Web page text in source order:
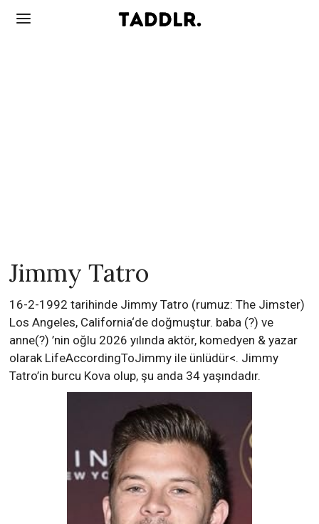
Jimmy Tatro
16-2-1992 tarihinde Jimmy Tatro (rumuz: The Jimster)
Los Angeles, California‘de doğmuştur. baba (?) ve
anne(?) ’nin oğlu 2026 yılında aktör, komedyen & yazar
olarak LifeAccordingToJimmy ile ünlüdür<. Jimmy
Tatro’in burcu Kova olup, şu anda 34 yaşındadır.